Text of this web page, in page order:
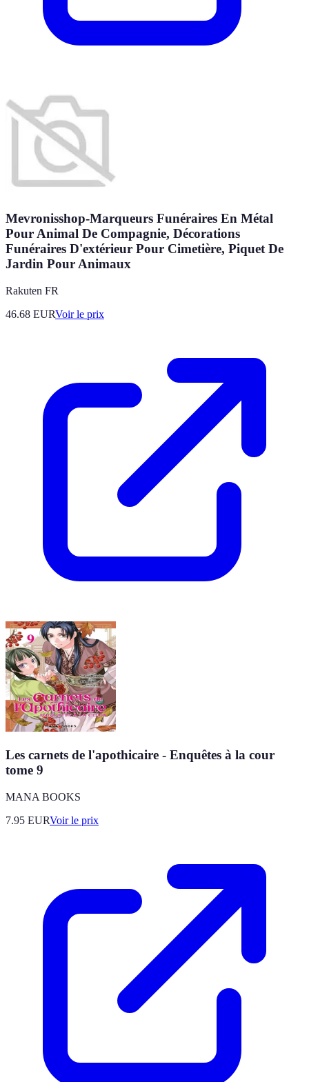
Mevronisshop-Marqueurs Funéraires En Métal
Pour Animal De Compagnie, Décorations
Funéraires D'extérieur Pour Cimetière, Piquet De
Jardin Pour Animaux
Rakuten FR
46.68 EURVoir le prix
Les carnets de l'apothicaire - Enquêtes à la cour
tome 9
MANA BOOKS
7.95 EURVoir le prix